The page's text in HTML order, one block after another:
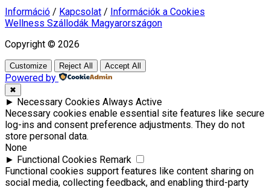
Információ / Kapcsolat / Információk a Cookies
Wellness Szállodák Magyarországon
Copyright © 2026
Customize Reject All Accept All
Powered by
✖
► Necessary Cookies Always Active
Necessary cookies enable essential site features like secure
log-ins and consent preference adjustments. They do not
store personal data.
None
► Functional Cookies Remark
Functional cookies support features like content sharing on
social media, collecting feedback, and enabling third-party